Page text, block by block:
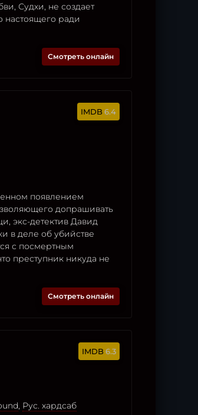
Судхи, не создает
настоящего ради
Смотреть онлайн
6.4
появлением
допрашивать
экс-детектив Давид
в деле об убийстве
с посмертным
преступник никуда не
Смотреть онлайн
6.3
, Рус. хардсаб